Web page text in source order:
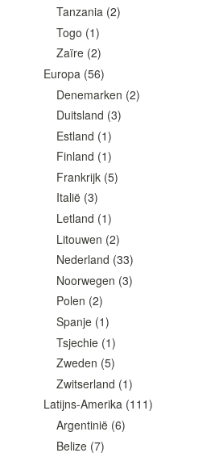
Tanzania (2)
Togo (1)
Zaïre (2)
Europa (56)
Denemarken (2)
Duitsland (3)
Estland (1)
Finland (1)
Frankrijk (5)
Italië (3)
Letland (1)
Litouwen (2)
Nederland (33)
Noorwegen (3)
Polen (2)
Spanje (1)
Tsjechie (1)
Zweden (5)
Zwitserland (1)
Latijns-Amerika(111)
Argentinië (6)
Belize (7)